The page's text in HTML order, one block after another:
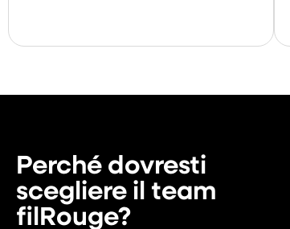
Perché dovresti
scegliere il team
filRouge?